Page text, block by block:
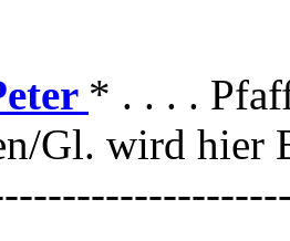
* . . . .
Gl. wird hier